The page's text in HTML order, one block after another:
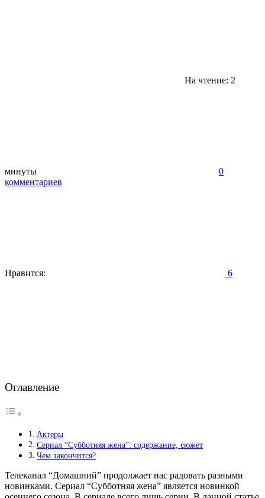
На чтение: 2
минуты
0
комментариев
Нравится: 6
Оглавление
Актеры
Сериал “Субботняя жена”: содержание, сюжет
Чем закончится?
Телеканал “Домашний” продолжает нас радовать разными
новинками. Сериал “Субботняя жена” является новинкой